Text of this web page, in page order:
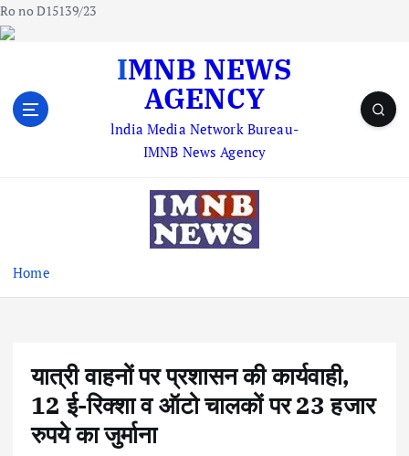
Ro no D15139/23
IMNB NEWS
AGENCY
lndia Media Network Bureau-
IMNB News Agency
Home
यात्री वाहनों पर प्रशासन की कार्यवाही,
12 ई-रिक्शा व ऑटो चालकों पर 23 हजार
रुपये का जुर्माना